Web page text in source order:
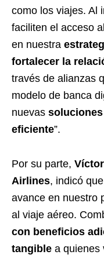
como los viajes. Al
faciliten el acceso
en nuestra
fortalecer la
través de alianzas
modelo de banca
nuevas
eficiente”.
Por su parte,
Airlines, indicó
avance en nuestro
al viaje aéreo.
con beneficios
tangible a quienes